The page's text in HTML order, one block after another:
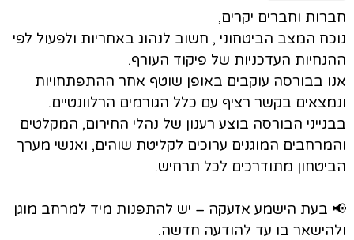
חברות וחברים יקרים,
נוכח המצב הביטחוני , חשוב לנהוג באחריות ולפעול לפי
ההנחיות העדכניות של פיקוד העורף.
אנו בבורסה עוקבים באופן שוטף אחר ההתפתחויות
ונמצאים בקשר רציף עם כלל הגורמים הרלוונטיים.
בבנייני הבורסה בוצע רענון של נהלי החירום, המקלטים
והמרחבים המוגנים ערוכים לקליטת שוהים, ואנשי מערך
הביטחון מתודרכים לכל תרחיש.
📢 בעת הישמע אזעקה – יש להתפנות מיד למרחב מוגן
ולהישאר בו עד להודעה חדשה.